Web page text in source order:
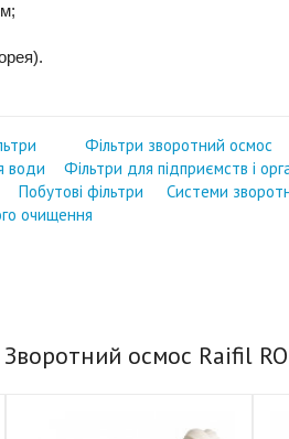
Фільтри зворотний осмос
води
Фільтри для підприємств і
Побутові фільтри Системи
очищення
осмос Raifil